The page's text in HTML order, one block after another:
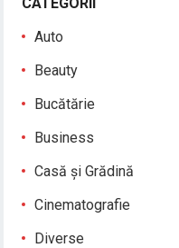
Auto
Beauty
Bucătărie
Business
Casă și Grădină
Cinematografie
Diverse